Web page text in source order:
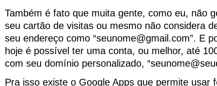
Também é fato que muita gente, como eu, não
seu cartão de visitas ou mesmo não considera
seu endereço como “seunome@gmail.com”. E
hoje é possível ter uma conta, ou melhor, até
com seu domínio personalizado,
Pra isso existe o Google Apps que permite usar